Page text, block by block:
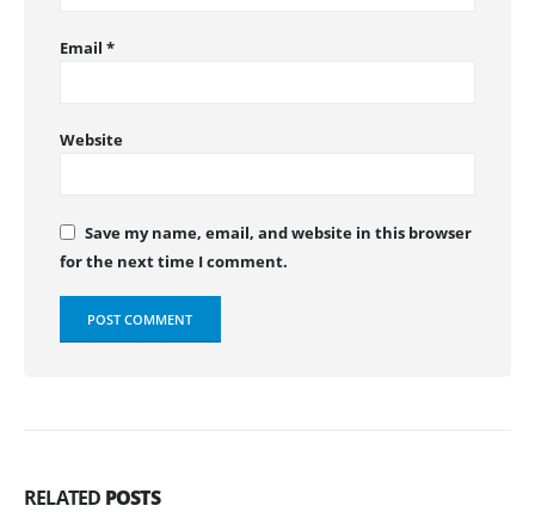
Email *
Website
Save my name, email, and website in this browser
for the next time I comment.
RELATED POSTS